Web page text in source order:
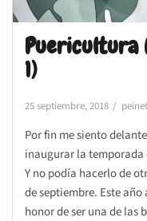
Puericultura
1)
25 septiembre, 2018
Por fin me siento
inaugurar la temporada
Y no podía hacerlo de
de septiembre. Este
honor de ser una de las